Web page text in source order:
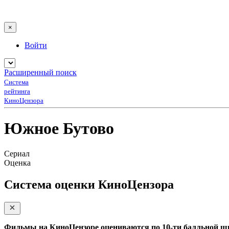
×
Войти
Расширенный поиск
Система
рейтинга
КиноЦензора
Южное Бутово
Сериал
Оценка
Система оценки КиноЦензора
Фильмы на КиноЦензоре оцениваются по 10-ти балльной